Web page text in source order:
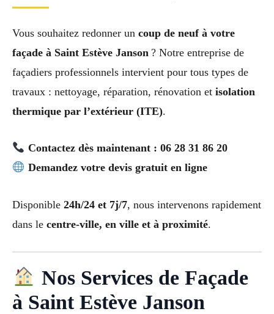
Vous souhaitez redonner un coup de neuf à votre
façade à Saint Estève Janson ? Notre entreprise de
façadiers professionnels intervient pour tous types de
travaux : nettoyage, réparation, rénovation et isolation
thermique par l’extérieur (ITE).
Contactez dès maintenant : 06 28 31 86 20
Demandez votre devis gratuit en ligne
Disponible 24h/24 et 7j/7, nous intervenons rapidement
dans le centre-ville, en ville et à proximité.
Nos Services de Façade
à Saint Estève Janson